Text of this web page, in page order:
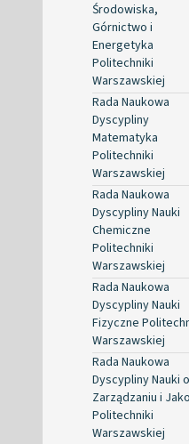
Środowiska,
Górnictwo i
Energetyka
Politechniki
Warszawskiej
Rada Naukowa
Dyscypliny
Matematyka
Politechniki
Warszawskiej
Rada Naukowa
Dyscypliny Nauki
Chemiczne
Politechniki
Warszawskiej
Rada Naukowa
Dyscypliny Nauki
Fizyczne
Warszawskiej
Rada Naukowa
Dyscypliny Nauki o
Zarządzaniu i
Politechniki
Warszawskiej